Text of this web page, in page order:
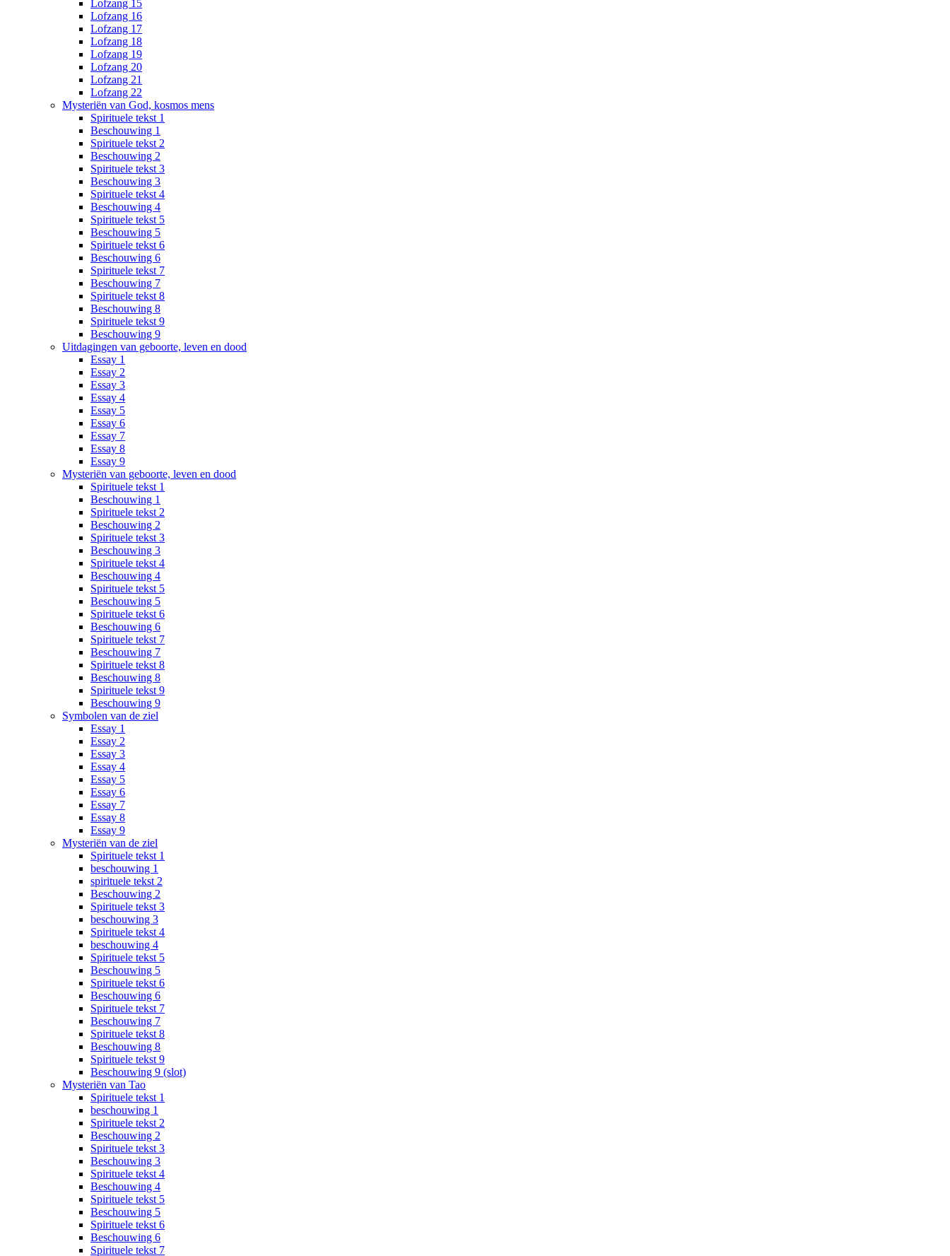
Lofzang 15
Lofzang 16
Lofzang 17
Lofzang 18
Lofzang 19
Lofzang 20
Lofzang 21
Lofzang 22
Mysteriën van God, kosmos mens
Spirituele tekst 1
Beschouwing 1
Spirituele tekst 2
Beschouwing 2
Spirituele tekst 3
Beschouwing 3
Spirituele tekst 4
Beschouwing 4
Spirituele tekst 5
Beschouwing 5
Spirituele tekst 6
Beschouwing 6
Spirituele tekst 7
Beschouwing 7
Spirituele tekst 8
Beschouwing 8
Spirituele tekst 9
Beschouwing 9
Uitdagingen van geboorte, leven en dood
Essay 1
Essay 2
Essay 3
Essay 4
Essay 5
Essay 6
Essay 7
Essay 8
Essay 9
Mysteriën van geboorte, leven en dood
Spirituele tekst 1
Beschouwing 1
Spirituele tekst 2
Beschouwing 2
Spirituele tekst 3
Beschouwing 3
Spirituele tekst 4
Beschouwing 4
Spirituele tekst 5
Beschouwing 5
Spirituele tekst 6
Beschouwing 6
Spirituele tekst 7
Beschouwing 7
Spirituele tekst 8
Beschouwing 8
Spirituele tekst 9
Beschouwing 9
Symbolen van de ziel
Essay 1
Essay 2
Essay 3
Essay 4
Essay 5
Essay 6
Essay 7
Essay 8
Essay 9
Mysteriën van de ziel
Spirituele tekst 1
beschouwing 1
spirituele tekst 2
Beschouwing 2
Spirituele tekst 3
beschouwing 3
Spirituele tekst 4
beschouwing 4
Spirituele tekst 5
Beschouwing 5
Spirituele tekst 6
Beschouwing 6
Spirituele tekst 7
Beschouwing 7
Spirituele tekst 8
Beschouwing 8
Spirituele tekst 9
Beschouwing 9 (slot)
Mysteriën van Tao
Spirituele tekst 1
beschouwing 1
Spirituele tekst 2
Beschouwing 2
Spirituele tekst 3
Beschouwing 3
Spirituele tekst 4
Beschouwing 4
Spirituele tekst 5
Beschouwing 5
Spirituele tekst 6
Beschouwing 6
Spirituele tekst 7